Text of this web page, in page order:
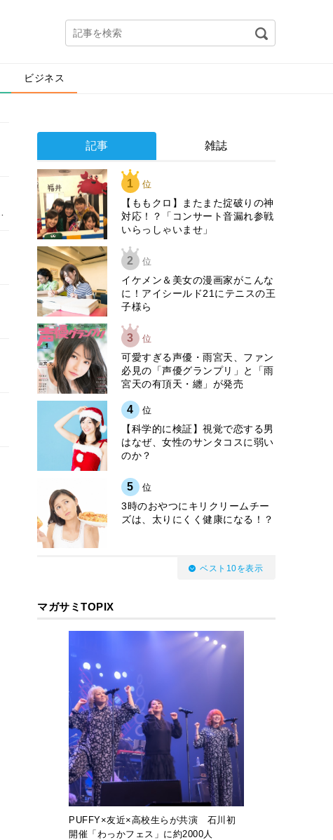
ビジネス
記事 雑誌
1 位
【ももクロ】またまた掟破りの神
対応！？「コンサート音漏れ参戦
いらっしゃいませ」
2 位
イケメン＆美女の漫画家がこんな
に！アイシールド21にテニスの王
子様ら
3 位
可愛すぎる声優・雨宮天、ファン
必見の「声優グランプリ」と「雨
宮天の有頂天・纏」が発売
4 位
【科学的に検証】視覚で恋する男
はなぜ、女性のサンタコスに弱い
のか？
5 位
3時のおやつにキリクリームチー
ズは、太りにくく健康になる！？
ベスト10を表示
マガサミTOPIX
PUFFY×友近×高校生らが共演 石川初
開催「わっかフェス」に約2000人